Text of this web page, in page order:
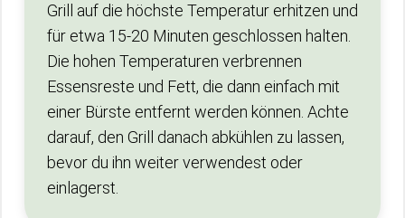
Grill auf die höchste Temperatur erhitzen und
für etwa 15-20 Minuten geschlossen halten.
Die hohen Temperaturen verbrennen
Essensreste und Fett, die dann einfach mit
einer Bürste entfernt werden können. Achte
darauf, den Grill danach abkühlen zu lassen,
bevor du ihn weiter verwendest oder
einlagerst.